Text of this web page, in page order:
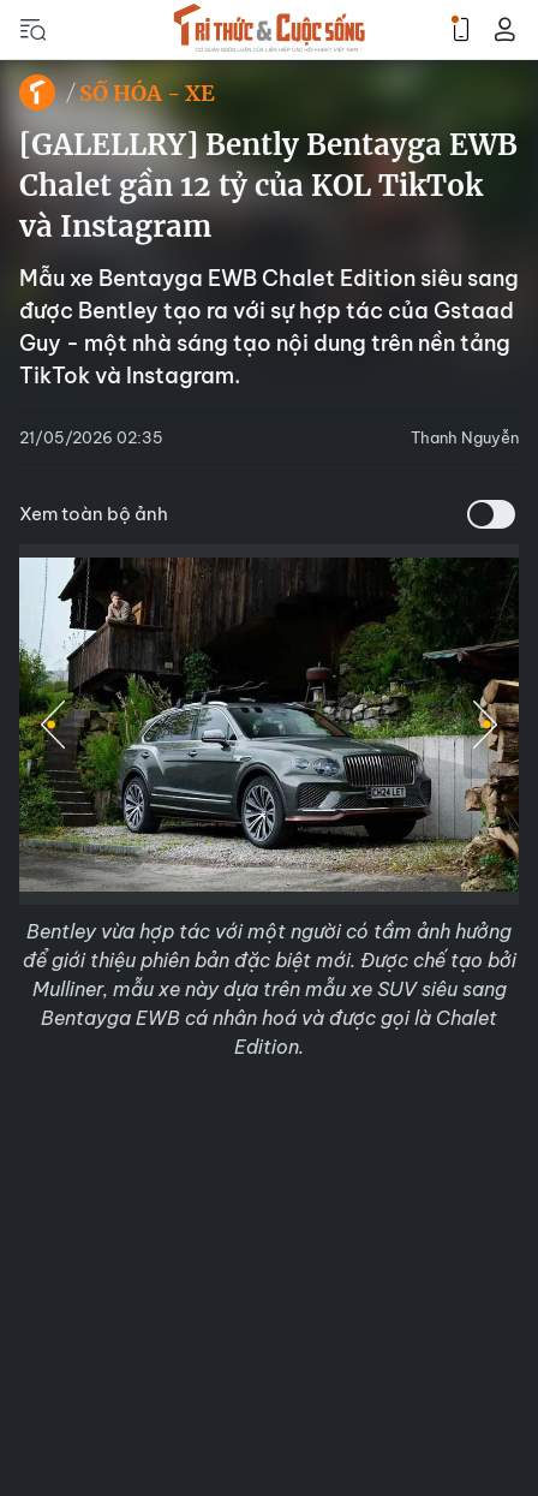
SỐ HÓA - XE
[GALELLRY] Bently Bentayga EWB
Chalet gần 12 tỷ của KOL TikTok
và Instagram
Mẫu xe Bentayga EWB Chalet Edition siêu sang
được Bentley tạo ra với sự hợp tác của Gstaad
Guy - một nhà sáng tạo nội dung trên nền tảng
TikTok và Instagram.
21/05/2026 02:35 Thanh Nguyễn
Xem toàn bộ ảnh
Bentley vừa hợp tác với một người có tầm ảnh hưởng
để giới thiệu phiên bản đặc biệt mới. Được chế tạo bởi
Mulliner, mẫu xe này dựa trên mẫu xe SUV siêu sang
Bentayga EWB cá nhân hoá và được gọi là Chalet
Edition.